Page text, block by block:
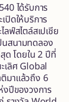
ได้รับการ
ปิดให้บริการ
ฟ์สไตล์สเปเชีย
นสนามทดลอง
ด โดยใน 2 ปีที่
เลิศ Global
มาแล้วถึง 6
งปีของวงการ